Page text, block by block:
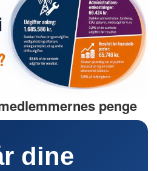
penge
dine